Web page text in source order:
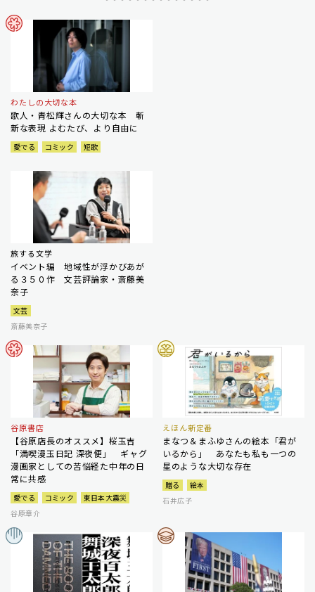
わたしの大切な本
歌人・青松輝さんの大切な本 斬
新な表現 よむたび、より自由に
愛でる コミック 短歌
旅する文学
イベント編 地域性が浮かびあが
る３５０作 文芸評論家・斎藤美
奈子
文芸
斎藤美奈子
谷原書店
【谷原店長のオススメ】桜玉吉
「満喫漫玉日記 深夜便」 ギャグ
漫画家としての苦悩経た中年の日
常に共感
愛でる コミック
東日本大震災
谷原章介
えほん新定番
まなつ＆まふゆさんの絵本「君が
いるから」 あなたも私も一つの
星のような大切な存在
贈る
絵本
石井広子